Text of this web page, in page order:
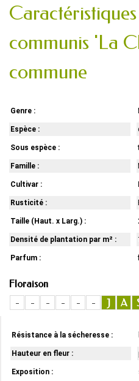
communis 'La
commune
Genre :
Espèce :
Sous espèce :
Famille :
Cultivar :
Rusticité :
Taille (Haut. x Larg.) :
Densité de plantation par m² :
Parfum :
Floraison
-
- - - - - J A
Résistance à la sécheresse :
Hauteur en fleur :
Exposition :